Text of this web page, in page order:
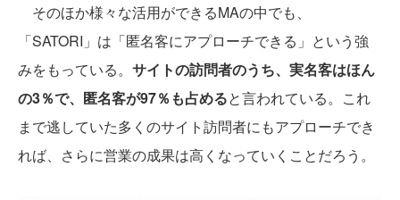
そのほか様々な活用ができるMAの中でも、
「SATORI」は「匿名客にアプローチできる」という強
みをもっている。 サイトの訪問者のうち、実名客はほん
の3％で、匿名客が97％も占めると言われている。これ
まで逃していた多くのサイト訪問者にもアプローチでき
れば、さらに営業の成果は高くなっていくことだろう。